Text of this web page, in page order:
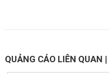
QUẢNG CÁO LIÊN QUAN |